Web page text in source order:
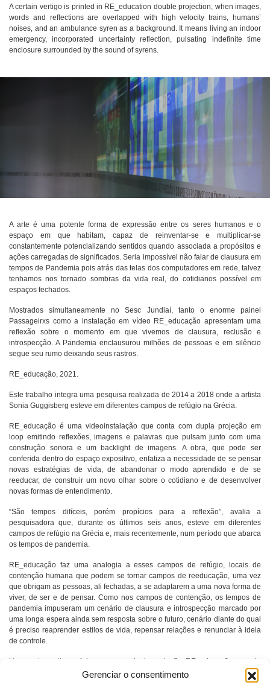
Gerenciar o consentimento
A certain vertigo is printed in RE_education double projection, when images,
words and reflections are overlapped with high velocity trains, humans’
noises, and an ambulance syren as a background. It means living an indoor
emergency, incorporated uncertainty reflection, pulsating indefinite time
enclosure surrounded by the sound of syrens.
A arte é uma potente forma de expressão entre os seres humanos e o
espaço em que habitam, capaz de reinventar-se e multiplicar-se
constantemente potencializando sentidos quando associada a propósitos e
ações carregadas de significados. Seria impossível não falar de clausura em
tempos de Pandemia pois atrás das telas dos computadores em rede, talvez
tenhamos nos tornado sombras da vida real, do cotidianos possível em
espaços fechados.
Mostrados simultaneamente no Sesc Jundiaí, tanto o enorme painel
Passageirxs como a instalação em vídeo RE_educação apresentam uma
reflexão sobre o momento em que vivemos de clausura, reclusão e
introspecção. A Pandemia enclausurou milhões de pessoas e em silêncio
segue seu rumo deixando seus rastros.
RE_educação, 2021.
Este trabalho integra uma pesquisa realizada de 2014 a 2018 onde a artista
Sonia Guggisberg esteve em diferentes campos de refúgio na Grécia.
RE_educação é uma videoinstalação que conta com dupla projeção em
loop emitindo reflexões, imagens e palavras que pulsam junto com uma
construção sonora e um backlight de imagens. A obra, que pode ser
conferida dentro do espaço expositivo, enfatiza a necessidade de se pensar
novas estratégias de vida, de abandonar o modo aprendido e de se
reeducar, de construir um novo olhar sobre o cotidiano e de desenvolver
novas formas de entendimento.
“São tempos difíceis, porém propícios para a reflexão”, avalia a
pesquisadora que, durante os últimos seis anos, esteve em diferentes
campos de refúgio na Grécia e, mais recentemente, num período que abarca
os tempos de pandemia.
RE_educação faz uma analogia a esses campos de refúgio, locais de
contenção humana que podem se tornar campos de reeducação, uma vez
que obrigam as pessoas, ali fechadas, a se adaptarem a uma nova forma de
viver, de ser e de pensar. Como nos campos de contenção, os tempos de
pandemia impuseram um cenário de clausura e introspecção marcado por
uma longa espera ainda sem resposta sobre o futuro, cenário diante do qual
é preciso reaprender estilos de vida, repensar relações e renunciar à ideia
de controle.
Uma certa vertigem é impressa na dupla projeção RE_educação quando
imagens, palavras e reflexões são sobrepostas a trens em alta velocidade,
ruídos humanos e, ao fundo, um som de ambulância. Trata-se de viver a